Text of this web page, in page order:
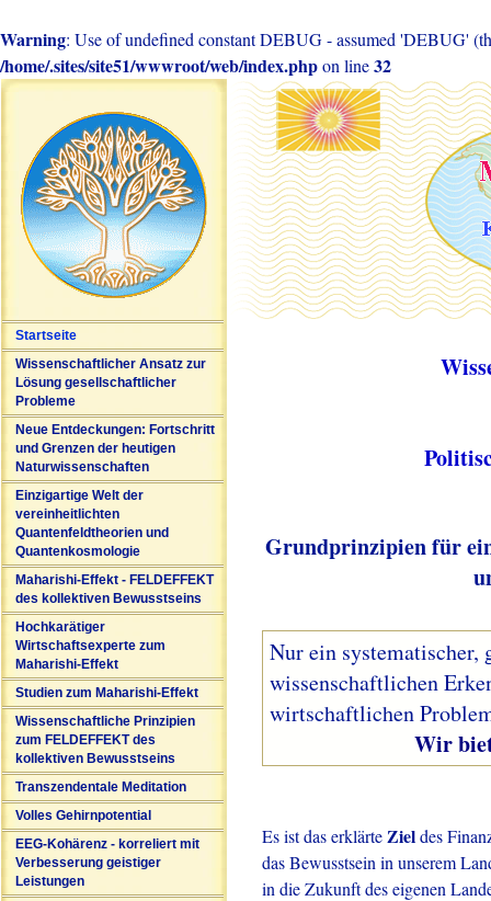
Warning: Use of undefined constant DEBUG - assumed 'DEBUG'
/home/.sites/site51/wwwroot/web/index.phpon line32
Startseite
Wissenschaftlicher Ansatz zur
Lösung gesellschaftlicher
Probleme
Neue Entdeckungen: Fortschritt
und Grenzen der heutigen
Naturwissenschaften
Einzigartige Welt der
vereinheitlichten
Quantenfeldtheorien und
Quantenkosmologie
Maharishi-Effekt - FELDEFFEKT
des kollektiven Bewusstseins
Hochkarätiger
Wirtschaftsexperte zum
Maharishi-Effekt
Studien zum Maharishi-Effekt
Wissenschaftliche Prinzipien
zum FELDEFFEKT des
kollektiven Bewusstseins
Transzendentale Meditation
Volles Gehirnpotential
EEG-Kohärenz - korreliert mit
Verbesserung geistiger
Leistungen
Grundprinzipien für
Nur ein systematischer,
wissenschaftlichen
wirtschaftlichen
Wir bieten
Es ist das erklärteZieldes
das Bewusstsein in unserem
in die Zukunft des eigenen